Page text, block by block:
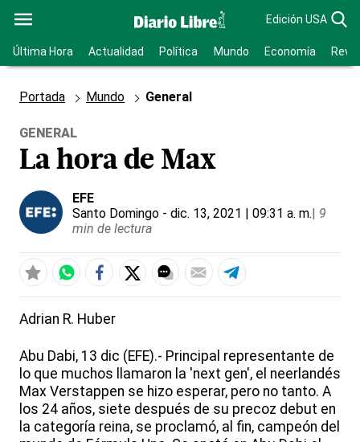
Edición USA
Última Hora Actualidad Política Mundo Economía
Portada Mundo General
GENERAL
La hora de Max
EFE
Santo Domingo - dic. 13, 2021 | 09:31 a. m.| 9
min de lectura
Adrian R. Huber
Abu Dabi, 13 dic (EFE).- Principal representante de
lo que muchos llamaron la 'next gen', el neerlandés
Max Verstappen se hizo esperar, pero no tanto. A
los 24 años, siete después de su precoz debut en
la categoría reina, se proclamó, al fin, campeón del